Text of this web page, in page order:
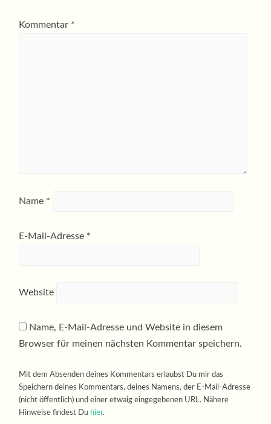
Kommentar *
Name *
E-Mail-Adresse *
Website
Name, E-Mail-Adresse und Website in diesem
Browser für meinen nächsten Kommentar speichern.
Mit dem Absenden deines Kommentars erlaubst Du mir das
Speichern deines Kommentars, deines Namens, der E-Mail-Adresse
(nicht öffentlich) und einer etwaig eingegebenen URL. Nähere
Hinweise findest Du hier.